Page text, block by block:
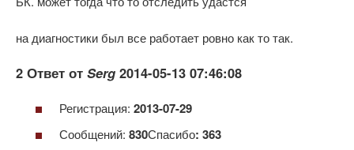
на диагностики был все работает ровно как то так.
2 Ответ от Serg 2014-05-13 07:46:08
Регистрация: 2013-07-29
Сообщений: 830Спасибо: 363